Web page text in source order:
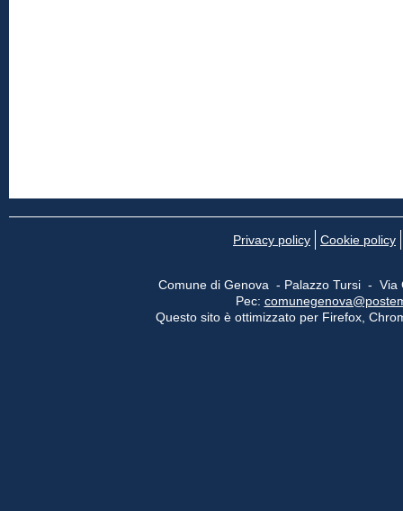
Privacy policy Cookie policy
Comune di Genova - Palazzo Tursi -
Pec:
Questo sito è ottimizzato per Firefox,